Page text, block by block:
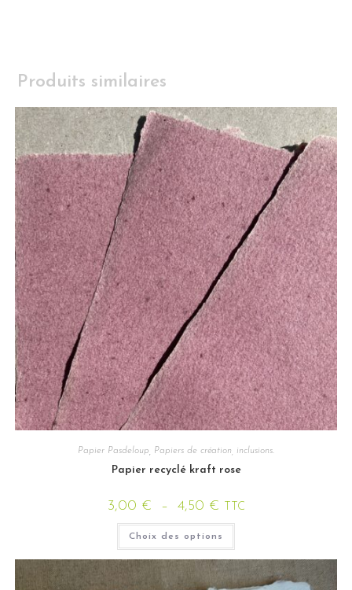
Produits similaires
Papier Pasdeloup Papiers de création, inclusions.
Papier recyclé kraft rose
3,00 € – 4,50 € TTC
Choix des options